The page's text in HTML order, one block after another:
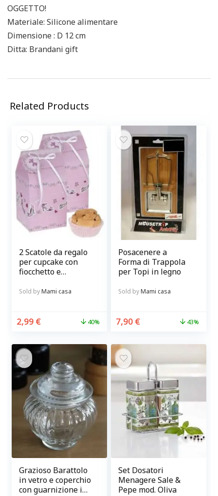
OGGETTO!
Materiale: Silicone alimentare
Dimensione : D 12 cm
Ditta: Brandani gift
Related Products
2 Scatole da regalo
per cupcake con
fiocchetto e
Sold byMami casa
2,99 € 40%
Posacenere a
Forma di Trappola
per Topi in legno
Sold byMami casa
7,90 € 43%
Grazioso Barattolo
in vetro e coperchio
con guarnizione in
Set Dosatori
Menagere Sale &
Pepe mod. Oliva